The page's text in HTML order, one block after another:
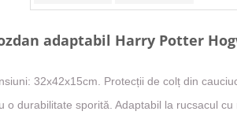
adaptabil Harry Potter
32x42x15cm. Protecții de colț din
o durabilitate sporită. Adaptabil la rucsacul